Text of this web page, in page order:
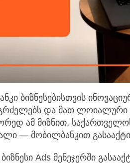
ბიზნესებისთვის
და მათ ლოიალური
ამ მიზნით,
— მობილბანკით
Ads მენეჯერში